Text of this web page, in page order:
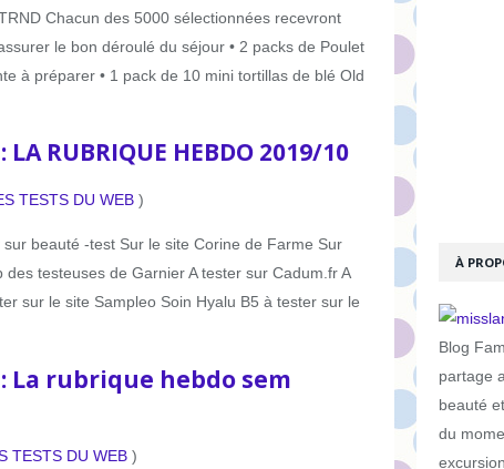
Chacun des 5000 sélectionnées recevront
le bon déroulé du séjour • 2 packs de Poulet
à préparer • 1 pack de 10 mini tortillas de blé Old
: LA RUBRIQUE HEBDO 2019/10
TESTS DU WEB )
beauté -test Sur le site Corine de Farme Sur
testeuses de Garnier A tester sur Cadum.fr A
sur le site Sampleo Soin Hyalu B5 à tester sur le
: La rubrique hebdo sem
TESTS DU WEB )
À
Blog
partage
beauté
du